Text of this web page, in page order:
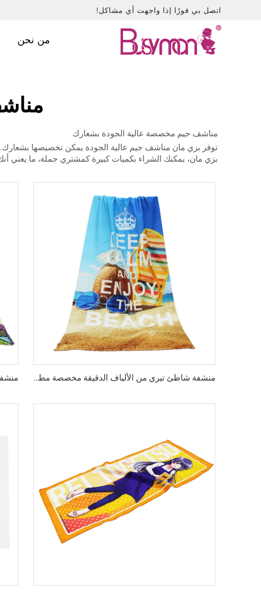
اتصل بي فورًا إذا واجهت أي مشاكل!
من نحن
مناشف جيم مخصصة عالية الجودة بشعارك
توفر بزي مان مناشف جيم عالية الجودة يمكن تخصيصها بشعارك.
بزي مان، يمكنك الشراء بكميات كبيرة كمشتري جملة، ما
منشفة شاطئ تيري من الألياف الدقيقة مخصصة مطبوعة بالنقل الحراري بالجملة